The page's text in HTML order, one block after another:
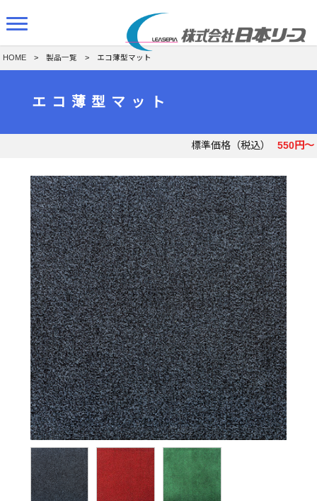
HOME >製品一覧 > エコ薄型マット
エコ薄型マット
標準価格（税込） 550円～